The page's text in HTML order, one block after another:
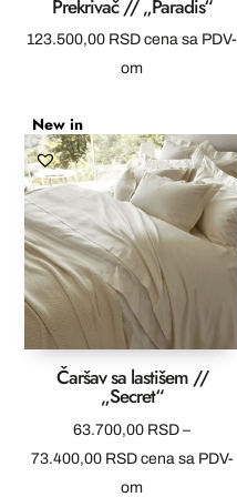
Prekrivač // „Paradis“
123.500,00 RSD cena sa PDV-
om
New in
Čaršav sa lastišem //
„Secret“
63.700,00 RSD –
73.400,00 RSDRaspon
cena:
cena sa PDV-
om